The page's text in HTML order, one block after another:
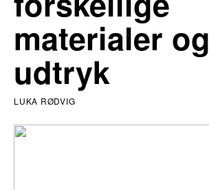
materialer og
udtryk
LUKA RØDVIG